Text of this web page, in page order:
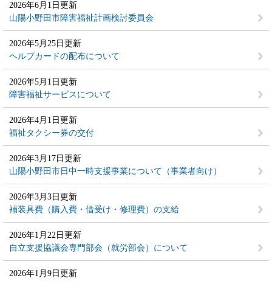
2026年6月1日更新
山陽小野田市障害福祉計画検討委員会
2026年5月25日更新
ヘルプカードの配布について
2026年5月1日更新
障害福祉サービスについて
2026年4月1日更新
福祉タクシー券の交付
2026年3月17日更新
山陽小野田市日中一時支援事業について（事業者向け）
2026年3月3日更新
補装具費（購入費・借受け・修理費）の支給
2026年1月22日更新
自立支援協議会専門部会（就労部会）について
2026年1月9日更新